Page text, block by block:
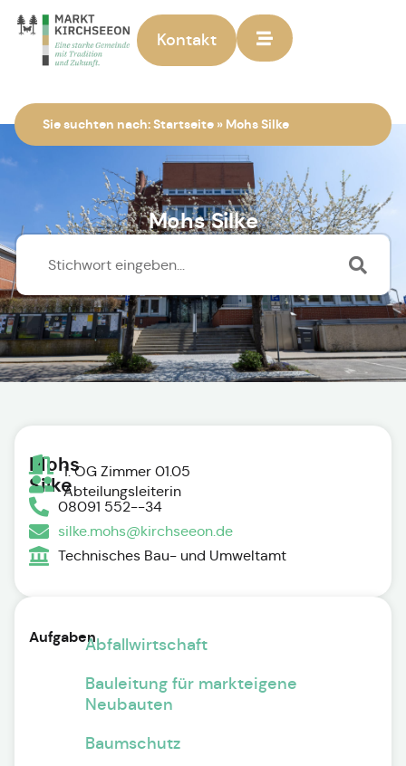
Kontakt
Sie suchten nach:Startseite » Mohs Silke
Mohs Silke
Mohs
Silke
1. OG Zimmer 01.05
Abteilungsleiterin
08091 552--34
silke.mohs@kirchseeon.de
Technisches Bau- und Umweltamt
AufgabenAbfallwirtschaft
Bauleitung für markteigene
Neubauten
Baumschutz